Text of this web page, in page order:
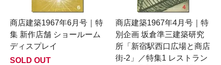
商店建築1967年6月号｜特
集 新作店舗 ショールーム
ディスプレイ
SOLD OUT
商店建築1967年4月号｜特
別企画 坂倉準三建築研究
所「新宿駅西口広場と商店
街-2」／特集1 レストラン